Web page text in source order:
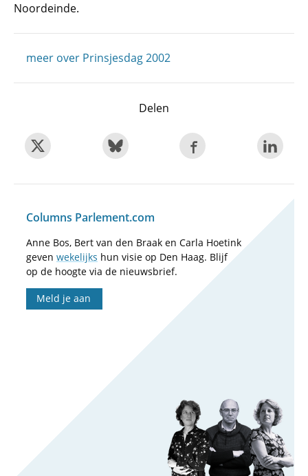
Noordeinde.
meer over Prinsjesdag 2002
Delen
Columns Parlement.com
Anne Bos, Bert van den Braak en Carla Hoetink
geven wekelijks hun visie op Den Haag. Blijf
op de hoogte via de nieuwsbrief.
Meld je aan